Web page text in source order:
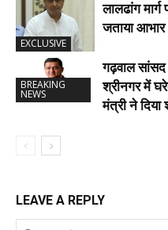
EXCLUSIVE
लालढांग
जताया आभार
BREAKING
NEWS
गढ़वाल सांसद
श्रीनगर में
मंत्री ने दिया
LEAVE A REPLY